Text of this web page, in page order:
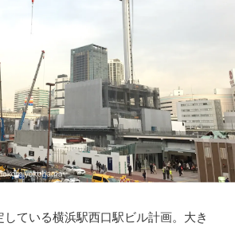
している横浜駅西口駅ビル計画。大き